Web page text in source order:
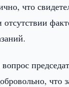
что
что